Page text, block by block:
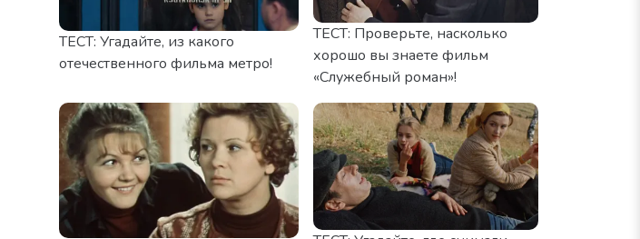
ТЕСТ: Угадайте, из какого
отечественного фильма метро!
ТЕСТ: Проверьте, насколько
хорошо вы знаете фильм
«Служебный роман»!